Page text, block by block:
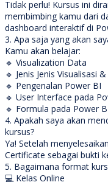
Tidak perlu! Kursus ini
membimbing kamu dari
dashboard interaktif di
3. Apa saja yang akan
Kamu akan belajar:
🔹 Visualization Data
🔹 Jenis Jenis Visualisasi
🔹 Pengenalan Power BI
🔹 User Interface pada
🔹 Formula pada Power
4. Apakah saya akan
kursus?
Ya! Setelah
Certificate sebagai bukti
5. Bagaimana format
💻 Kelas Online